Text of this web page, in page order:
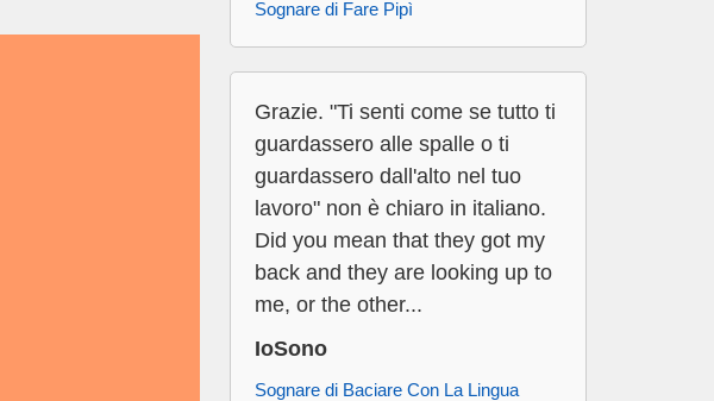
Sognare di Fare Pipì
Grazie. "Ti senti come se tutto ti
guardassero alle spalle o ti
guardassero dall'alto nel tuo
lavoro" non è chiaro in italiano.
Did you mean that they got my
back and they are looking up to
me, or the other...
IoSono
Sognare di Baciare Con La Lingua